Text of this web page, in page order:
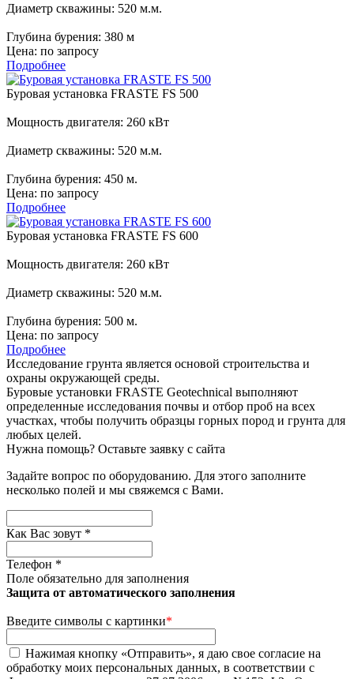
Диаметр скважины: 520 м.м.
Глубина бурения: 380 м
Цена: по запросу
Подробнее
Буровая установка FRASTE FS 500
Мощность двигателя: 260 кВт
Диаметр скважины: 520 м.м.
Глубина бурения: 450 м.
Цена: по запросу
Подробнее
Буровая установка FRASTE FS 600
Мощность двигателя: 260 кВт
Диаметр скважины: 520 м.м.
Глубина бурения: 500 м.
Цена: по запросу
Подробнее
Исследование грунта является основой строительства и
охраны окружающей среды.
Буровые установки FRASTE Geotechnical выполняют
определенные исследования почвы и отбор проб на всех
участках, чтобы получить образцы горных пород и грунта для
любых целей.
Нужна помощь? Оставьте заявку с сайта
Задайте вопрос по оборудованию. Для этого заполните
несколько полей и мы свяжемся с Вами.
Как Вас зовут *
Телефон *
Поле обязательно для заполнения
Защита от автоматического заполнения
Введите символы с картинки*
Нажимая кнопку «Отправить», я даю свое согласие на
обработку моих персональных данных, в соответствии с